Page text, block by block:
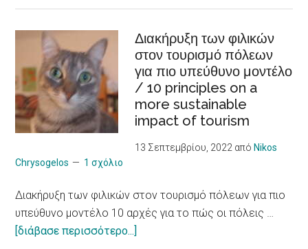
επιχειρηματικότητας
για
νεαρούς
φροντιστές
ατόμων
με
χρόνια
/
Social
Διακήρυξη των φιλικών
στον τουρισμό πόλεων
για πιο υπεύθυνο μοντέλο
/ 10 principles on a
more sustainable
impact of tourism
13 Σεπτεμβρίου, 2022 από Nikos
Chrysogelos
1 σχόλιο
Διακήρυξη των φιλικών στον τουρισμό πόλεων για πιο
υπεύθυνο μοντέλο 10 αρχές για το πώς οι πόλεις …
[διάβασε περισσότερο...]